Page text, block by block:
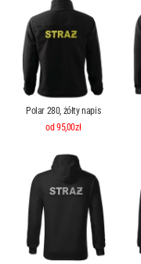
Polar 280, żółty napis
od 95,00zł